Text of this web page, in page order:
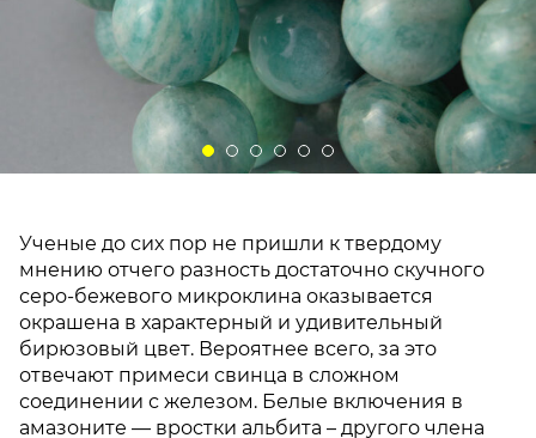
Ученые до сих пор не пришли к твердому
мнению отчего разность достаточно скучного
серо-бежевого микроклина оказывается
окрашена в характерный и удивительный
бирюзовый цвет. Вероятнее всего, за это
отвечают примеси свинца в сложном
соединении с железом. Белые включения в
амазоните — вростки альбита – другого члена